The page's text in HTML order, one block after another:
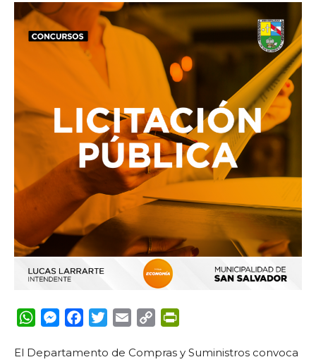
WhatsApp
Messenger
FacebookTwitterEmail Copy
El Departamento de Compras y Suministros convoca